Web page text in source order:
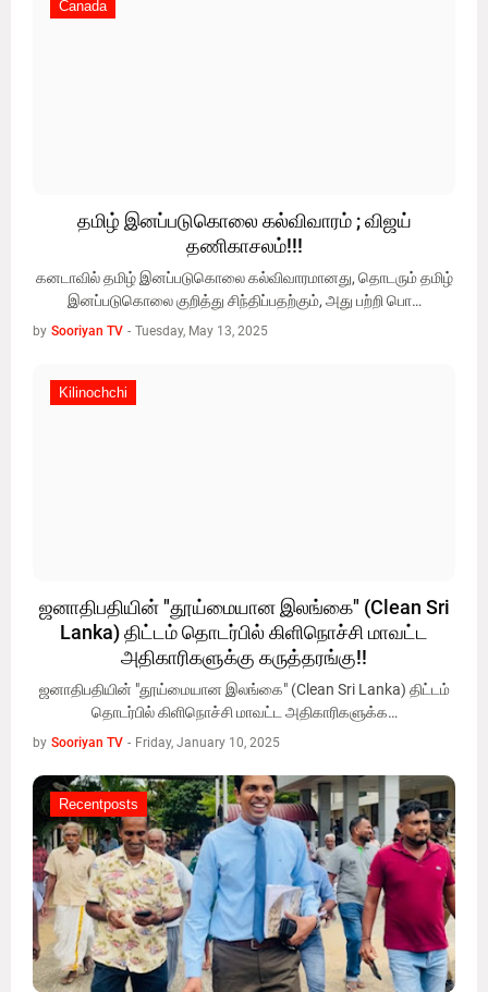
Canada
Canada
தமிழ் இனப்படுகொலை கல்விவாரம் ; விஜய்
தணிகாசலம்!!!
கனடாவில் தமிழ் இனப்படுகொலை கல்விவாரமானது, தொடரும் தமிழ்
இனப்படுகொலை குறித்து சிந்திப்பதற்கும், அது பற்றி பொ…
by Sooriyan TV - Tuesday, May 13, 2025
Kilinochchi
Kilinochchi
ஜனாதிபதியின் "தூய்மையான இலங்கை" (Clean Sri
Lanka) திட்டம் தொடர்பில் கிளிநொச்சி மாவட்ட
அதிகாரிகளுக்கு கருத்தரங்கு!!
ஜனாதிபதியின் "தூய்மையான இலங்கை" (Clean Sri Lanka) திட்டம்
தொடர்பில் கிளிநொச்சி மாவட்ட அதிகாரிகளுக்க…
by Sooriyan TV - Friday, January 10, 2025
Recentposts
Recentposts